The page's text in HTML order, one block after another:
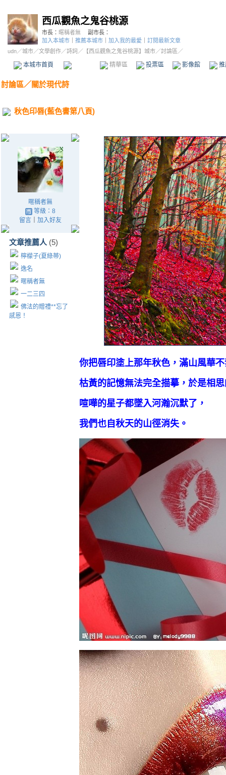
西瓜觀魚之鬼谷桃源
市長： 暱稱者無
副市長：
加入本城市
推薦本城市 加入我的最愛
訂閱最新文章
udn／城市／文學創作／詩詞 ／ 【西瓜觀魚之鬼谷桃源】城市／討論區／
本城市首頁 精華區 投票區 影像館
討論區／ 關於現代詩
秋色印唇(藍色書第八頁)
暱稱者無
等級：8
留言｜ 加入好友
文章推薦人 (5)
檸檬子(夏綠蒂)
逸名
暱稱者無
一二三四
佛法的贈禮**忘了
感恩！
你把唇印塗上那年秋色，滿山風華
枯黃的記憶無法完全描摹，於是相
喧嘩的星子都墜入河瀚沉默了，
我們也自秋天的山徑消失。